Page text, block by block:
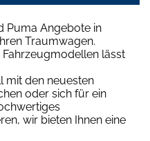
Puma Angebote in
Traumwagen.
lässt
mit den neuesten
oder sich für ein
wir bieten Ihnen eine